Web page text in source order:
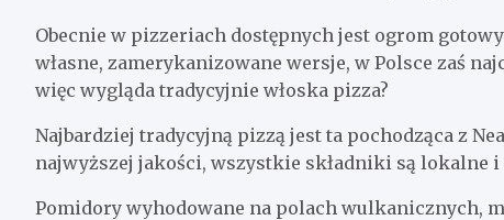
Obecnie w pizzeriach dostępnych jest ogrom
własne, zamerykanizowane wersje, w Polsce zaś
więc wygląda tradycyjnie włoska pizza?
Najbardziej tradycyjną pizzą jest ta pochodząca z
najwyższej jakości, wszystkie składniki są lokalne i
Pomidory wyhodowane na polach wulkanicznych,